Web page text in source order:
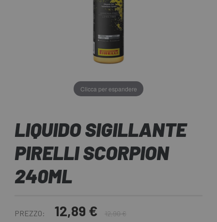
Clicca per espandere
LIQUIDO SIGILLANTE
PIRELLI SCORPION
240ML
PREZZO: 12,89 € 12,90 €